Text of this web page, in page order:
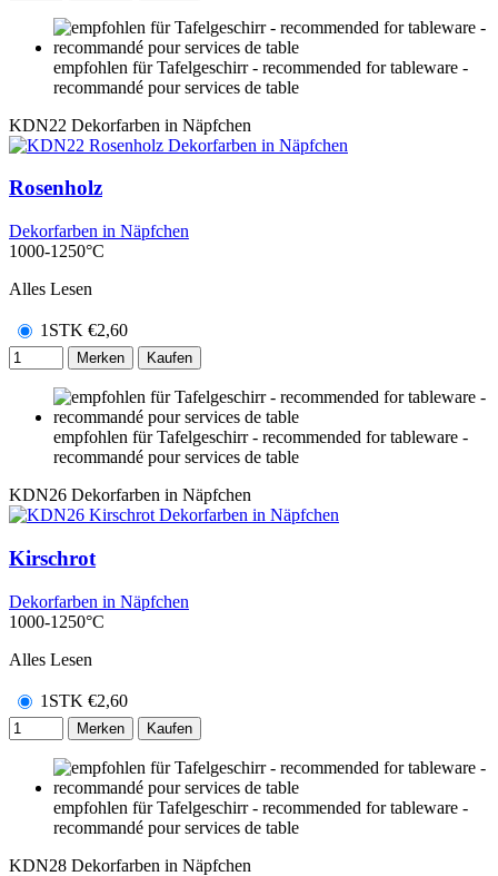
empfohlen für Tafelgeschirr - recommended for tableware -
recommandé pour services de table
KDN22 Dekorfarben in Näpfchen
Rosenholz
Dekorfarben in Näpfchen
1000-1250°C
Alles Lesen
1STK €2,60
Merken Kaufen
empfohlen für Tafelgeschirr - recommended for tableware -
recommandé pour services de table
KDN26 Dekorfarben in Näpfchen
Kirschrot
Dekorfarben in Näpfchen
1000-1250°C
Alles Lesen
1STK €2,60
Merken Kaufen
empfohlen für Tafelgeschirr - recommended for tableware -
recommandé pour services de table
KDN28 Dekorfarben in Näpfchen